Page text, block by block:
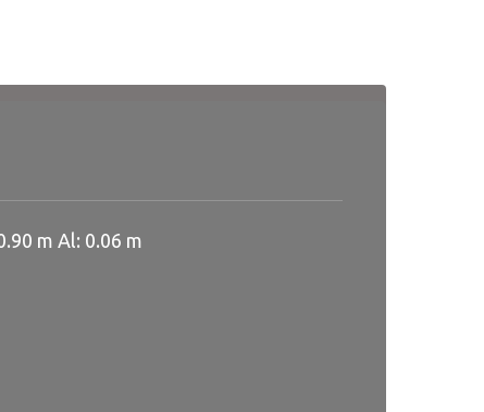
m Al: 0.06 m